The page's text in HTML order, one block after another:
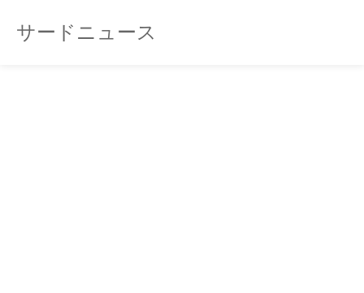
サードニュース